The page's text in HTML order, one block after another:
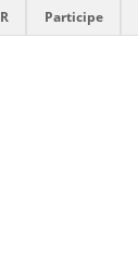
Participe